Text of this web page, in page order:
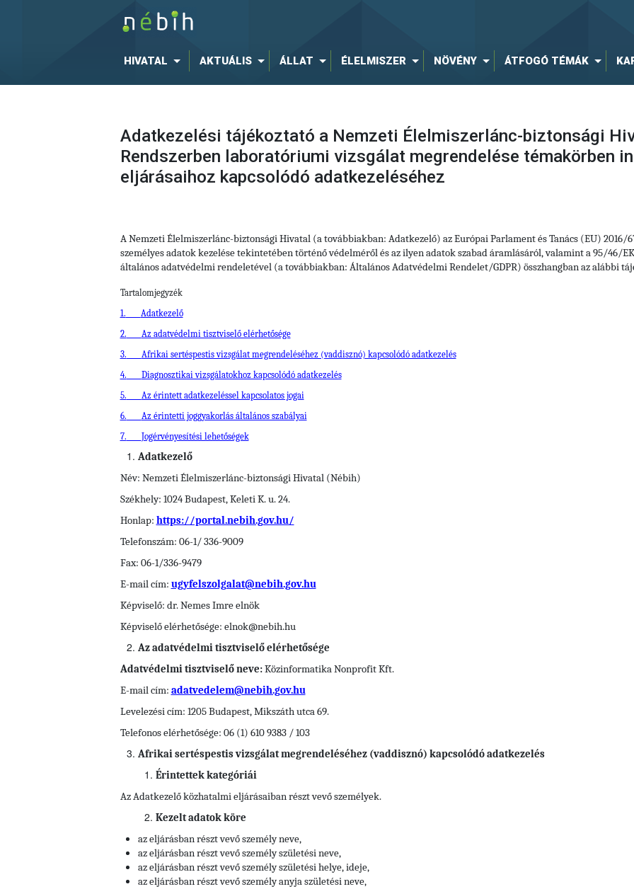
HIVATAL AKTUÁLIS ÁLLAT ÉLELMISZER NÖVÉNY ÁTFOGÓ TÉMÁK
Adatkezelési tájékoztató a Nemzeti Élelmiszerlánc-biztonsági
Rendszerben laboratóriumi vizsgálat megrendelése témakörben
eljárásaihoz kapcsolódó adatkezeléséhez
A Nemzeti Élelmiszerlánc-biztonsági Hivatal (a továbbiakban: Adatkezelő) az Európai Parlament és Tanács (EU) 2016/
személyes adatok kezelése tekintetében történő védelméről és az ilyen adatok szabad áramlásáról, valamint a 95/46/
általános adatvédelmi rendeletével (a továbbiakban: Általános Adatvédelmi Rendelet/GDPR) összhangban az alábbi
Tartalomjegyzék
1.
Adatkezelő
2.
Az adatvédelmi tisztviselő elérhetősége
3.
Afrikai sertéspestis vizsgálat megrendeléséhez (vaddisznó) kapcsolódó adatkezelés
4.
Diagnosztikai vizsgálatokhoz kapcsolódó adatkezelés
5.
Az érintett adatkezeléssel kapcsolatos jogai
6.
Az érintetti joggyakorlás általános szabályai
7.
Jogérvényesítési lehetőségek
Adatkezelő
Név: Nemzeti Élelmiszerlánc-biztonsági Hivatal (Nébih)
Székhely: 1024 Budapest, Keleti K. u. 24.
Honlap: https://portal.nebih.gov.hu/
Telefonszám: 06-1/ 336-9009
Fax: 06-1/336-9479
E-mail cím: ugyfelszolgalat@nebih.gov.hu
Képviselő: dr. Nemes Imre elnök
Képviselő elérhetősége: elnok@nebih.hu
Az adatvédelmi tisztviselő elérhetősége
Adatvédelmi tisztviselő neve:Közinformatika Nonprofit Kft.
E-mail cím: adatvedelem@nebih.gov.hu
Levelezési cím: 1205 Budapest, Mikszáth utca 69.
Telefonos elérhetősége: 06 (1) 610 9383 / 103
Afrikai sertéspestis vizsgálat megrendeléséhez (vaddisznó) kapcsolódó adatkezelés
Érintettek kategóriái
Az Adatkezelő közhatalmi eljárásaiban részt vevő személyek.
Kezelt adatok köre
az eljárásban részt vevő személy neve,
az eljárásban részt vevő személy születési neve,
az eljárásban részt vevő személy születési helye, ideje,
az eljárásban részt vevő személy anyja születési neve,